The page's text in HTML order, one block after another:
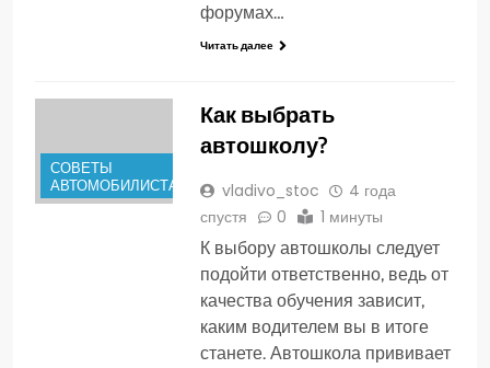
форумах…
Читать далее
СОВЕТЫ
АВТОМОБИЛИСТАМ
Как выбрать
автошколу?
vladivo_stoc
4 года
спустя
0 1 минуты
К выбору автошколы следует
подойти ответственно, ведь от
качества обучения зависит,
каким водителем вы в итоге
станете. Автошкола прививает